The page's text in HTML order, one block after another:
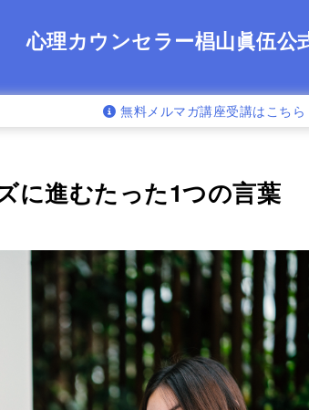
心理カウンセラー椙山眞伍公
無料メルマガ講座受講はこちら
に進むたった1つの言葉